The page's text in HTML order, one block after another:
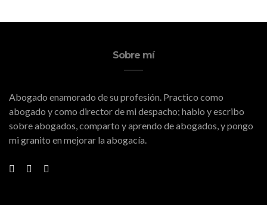
Sobre mí
Abogado enamorado de su profesión. Practico como
abogado y como director de mi despacho; hablo y escribo
sobre abogados, comparto y aprendo de abogados, y pongo
mi granito en mejorar la abogacía.